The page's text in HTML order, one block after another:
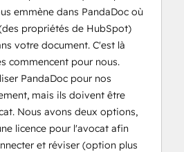
emmène dans PandaDoc où
propriétés de HubSpot)
votre document. C'est là
commencent pour nous.
PandaDoc pour nos
mais ils doivent être
Nous avons deux options,
licence pour l'avocat afin
et réviser (option plus